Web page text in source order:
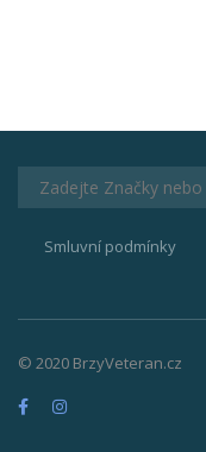
Smluvní podmínky
© 2020 BrzyVeteran.cz